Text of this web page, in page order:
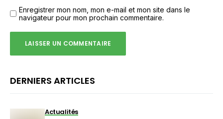
Enregistrer mon nom, mon e-mail et mon site dans le
navigateur pour mon prochain commentaire.
DERNIERS ARTICLES
Actualités